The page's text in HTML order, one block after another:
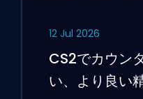
12 Jul 2026
CS2でカウン
い、より良い